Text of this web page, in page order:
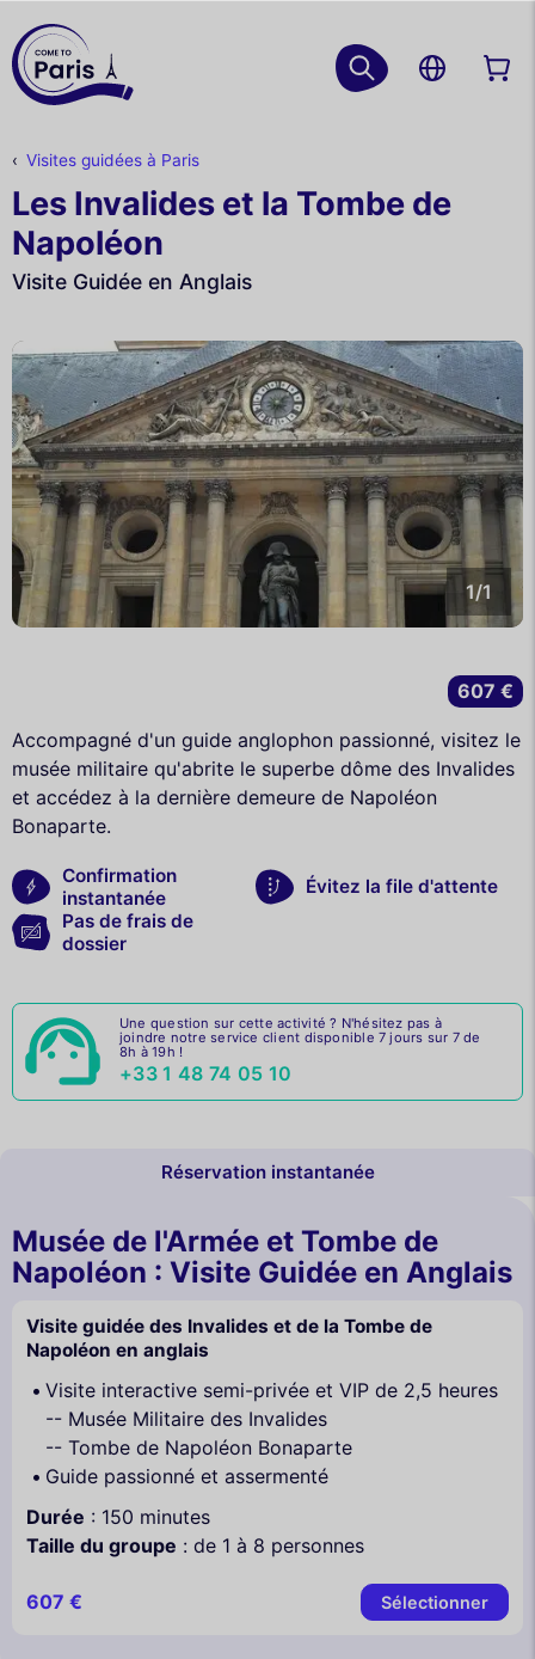
Visites guidées à Paris
Les Invalides et la Tombe de
Napoléon
Visite Guidée en Anglais
1/1
Accompagné d'un guide anglophon passionné, visitez le
musée militaire qu'abrite le superbe dôme des Invalides
et accédez à la dernière demeure de Napoléon
Bonaparte.
Confirmation
instantanée
Évitez la file d'attente
Pas de frais de
dossier
607 €
Une question sur cette activité ? N'hésitez pas à
joindre notre service client disponible 7 jours sur 7 de
8h à 19h !
+33 1 48 74 05 10
Réservation instantanée
Musée de l'Armée et Tombe de
Napoléon : Visite Guidée en Anglais
Visite guidée des Invalides et de la Tombe de
Napoléon en anglais
Visite interactive semi-privée et VIP de 2,5 heures
-- Musée Militaire des Invalides
-- Tombe de Napoléon Bonaparte
Guide passionné et assermenté
Durée : 150 minutes
Taille du groupe : de 1 à 8 personnes
607 € Sélectionner